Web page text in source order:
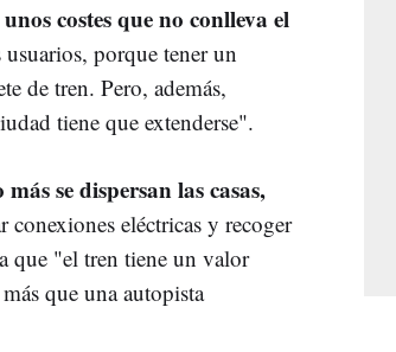
costes que no conlleva el
usuarios, porque tener un
de tren. Pero, además,
tiene que extenderse".
se dispersan las casas,
conexiones eléctricas y recoger
que "el tren tiene un valor
que una autopista